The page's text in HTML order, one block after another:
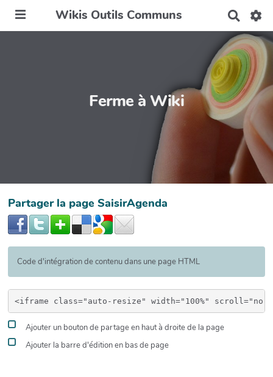
Wikis Outils Communs
c
h
e
r
c
h
e
Ferme à Wiki
Partager la page SaisirAgenda
Code d'intégration de contenu dans une page HTML
Ajouter un bouton de partage en haut à droite de la page
Ajouter la barre d'édition en bas de page